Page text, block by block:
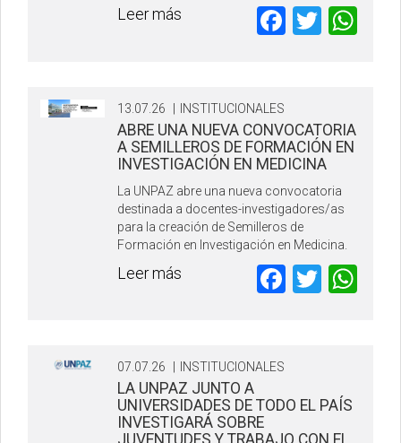
Leer más
13.07.26 | INSTITUCIONALES
ABRE UNA NUEVA CONVOCATORIA
A SEMILLEROS DE FORMACIÓN EN
INVESTIGACIÓN EN MEDICINA
La UNPAZ abre una nueva convocatoria
destinada a docentes-investigadores/as
para la creación de Semilleros de
Formación en Investigación en Medicina.
Leer más
07.07.26 INSTITUCIONALES
LA UNPAZ JUNTO A
UNIVERSIDADES DE TODO EL PAÍS
INVESTIGARÁ SOBRE